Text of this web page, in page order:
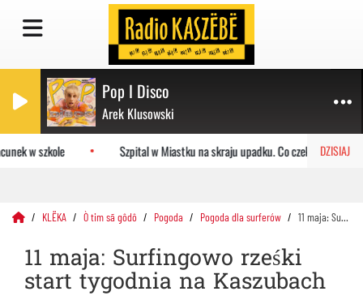
Pop I Disco
Arek Klusowski
DZISIAJ
w szkole Szpital w Miastku na skraju upadku. Co czeka placówkę?
KLËKA Ò tim sã gôdô Pogoda Pogoda dla surferów 11 maja: Surfingowo rześki start tygodnia na Kaszubach
11 maja: Surfingowo rześki
start tygodnia na Kaszubach